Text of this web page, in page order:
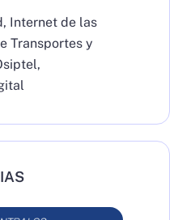
, Internet de las
Transportes y
,